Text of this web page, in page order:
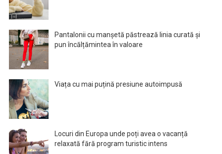
Pantalonii cu manșetă păstrează linia curată și
pun încălțămintea în valoare
Viața cu mai puțină presiune autoimpusă
Locuri din Europa unde poți avea o vacanță
relaxată fără program turistic intens